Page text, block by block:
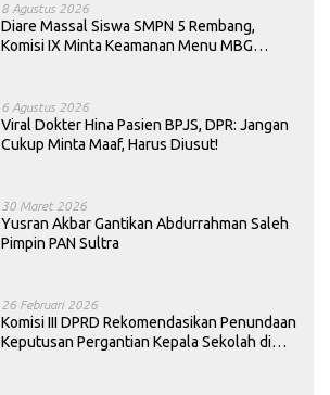
8 Agustus 2026
Diare Massal Siswa SMPN 5 Rembang,
Komisi IX Minta Keamanan Menu MBG
6 Agustus 2026
Viral Dokter Hina Pasien BPJS, DPR: Jangan
Cukup Minta Maaf, Harus Diusut!
30 Maret 2026
Yusran Akbar Gantikan Abdurrahman Saleh
Pimpin PAN Sultra
26 Februari 2026
Komisi III DPRD Rekomendasikan Penundaan
Keputusan Pergantian Kepala Sekolah di